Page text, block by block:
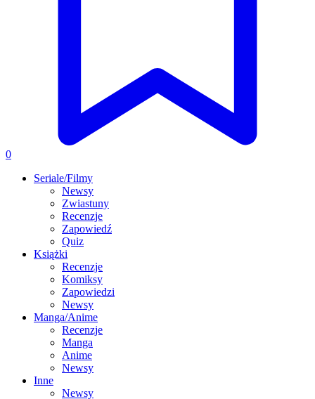
0
Seriale/Filmy
Newsy
Zwiastuny
Recenzje
Zapowiedź
Quiz
Książki
Recenzje
Komiksy
Zapowiedzi
Newsy
Manga/Anime
Recenzje
Manga
Anime
Newsy
Inne
Newsy